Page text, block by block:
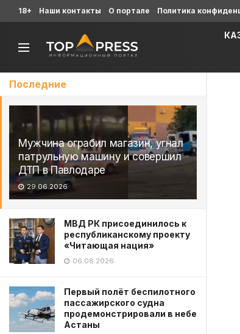
Последние
Мужчина ограбил магазин, угнал
патрульную машину и совершил
ДТП в Павлодаре
29.06.2026
МВД РК присоединилось к
республиканскому проекту
«Читающая нация»
06.08.2026
Первый полёт беспилотного
пассажирского судна
продемонстрировали в небе
Астаны
18+ Наши контакты О портале Политика